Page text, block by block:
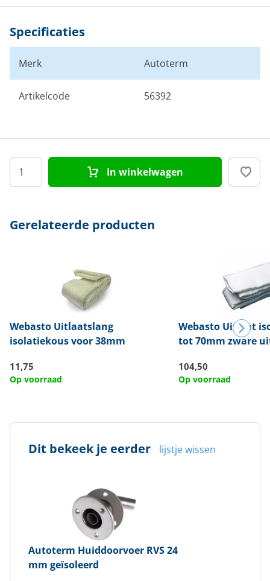
Specificaties
Merk Autoterm
Artikelcode 56392
In winkelwagen
Gerelateerde producten
Webasto Uitlaatslang
isolatiekous voor 38mm
11,75
Op voorraad
Webasto Uitlaat
tot 70mm zware
104,50
Op voorraad
Dit bekeek je eerder lijstje wissen
Autoterm Huiddoorvoer RVS 24
mm geïsoleerd